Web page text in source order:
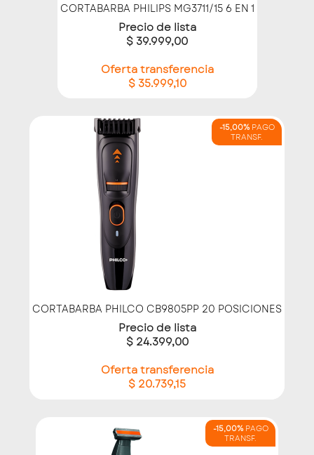
CORTABARBA PHILIPS MG3711/15 6 EN 1
Precio de lista
$ 39.999,00
Oferta transferencia
$ 35.999,10
-15,00%PAGO
TRANSF.
CORTABARBA PHILCO CB9805PP 20 POSICIONES
Precio de lista
$ 24.399,00
Oferta transferencia
$ 20.739,15
-15,00%PAGO
TRANSF.